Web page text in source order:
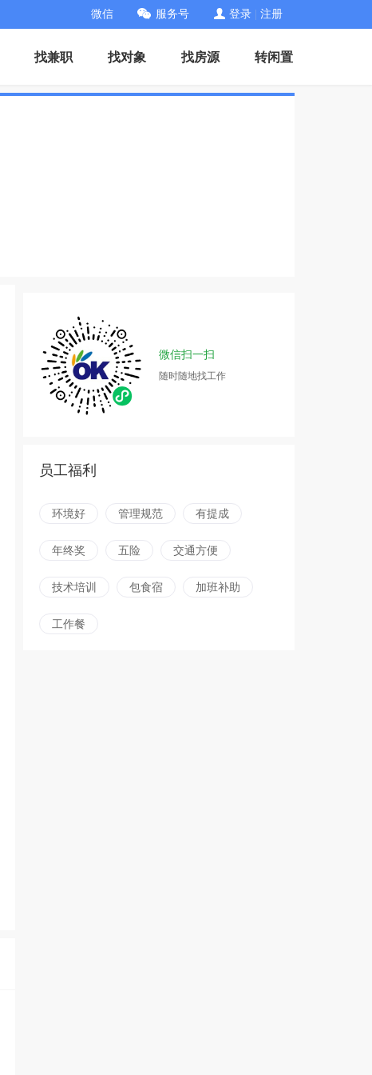
微信 服务号 登录 注册
找兼职 找对象 找房源 转闲置
微信扫一扫
随时随地找工作
员工福利
环境好 管理规范 有提成
年终奖 五险 交通方便
技术培训 包食宿 加班补助
工作餐